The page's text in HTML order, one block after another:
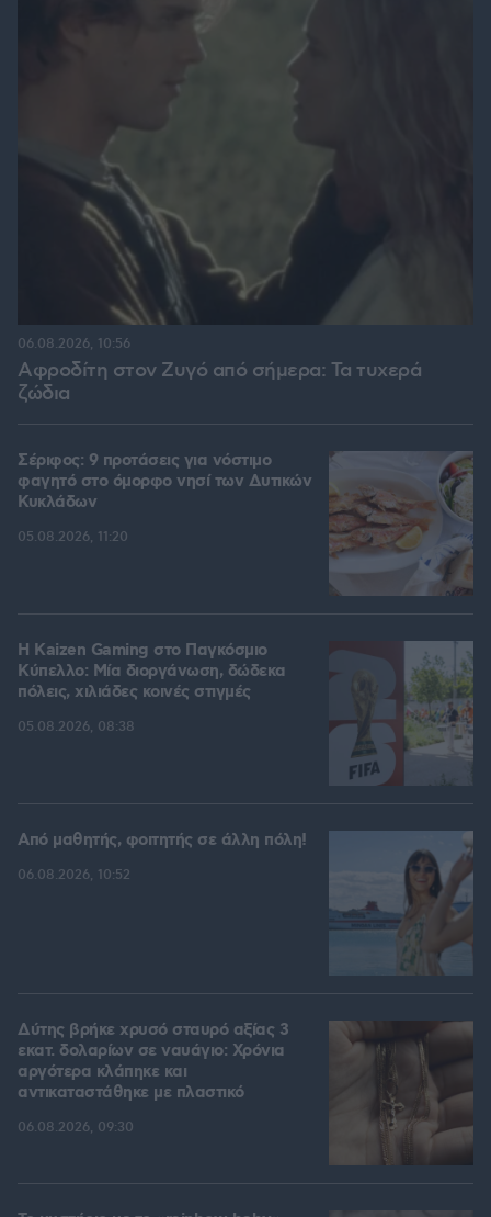
Αφροδίτη στον Ζυγό από σήμερα: Τα τυχερά
ζώδια
06.08.2026, 10:56
Σέριφος: 9 προτάσεις για νόστιμο
φαγητό στο όμορφο νησί των Δυτικών
Κυκλάδων
05.08.2026, 11:20
H Kaizen Gaming στο Παγκόσμιο
Kύπελλο: Μία διοργάνωση, δώδεκα
πόλεις, χιλιάδες κοινές στιγμές
05.08.2026, 08:38
Από μαθητής, φοιτητής σε άλλη πόλη!
06.08.2026, 10:52
Δύτης βρήκε χρυσό σταυρό αξίας 3
εκατ. δολαρίων σε ναυάγιο: Χρόνια
αργότερα κλάπηκε και
αντικαταστάθηκε με πλαστικό
06.08.2026, 09:30